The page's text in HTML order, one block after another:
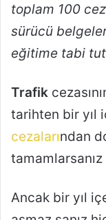
toplam 100
sürücü
eğitime tabi
Trafik
tarihten bir yıl
cezalarından
Ancak bir yıl